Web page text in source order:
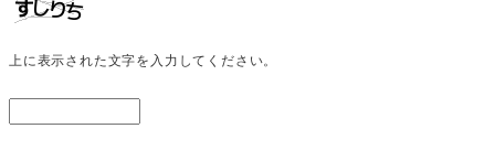
上に表示された文字を入力してください。